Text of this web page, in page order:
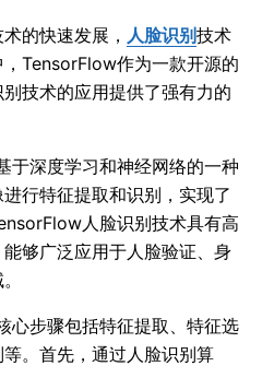
的快速发展， 人脸识别技术
TensorFlow作为一款开源的
技术的应用提供了强有力的
于深度学习和神经网络的一种
行特征提取和识别，实现了
人脸识别技术具有高
够广泛应用于人脸验证、身
心步骤包括特征提取、特征选
。首先，通过人脸识别算